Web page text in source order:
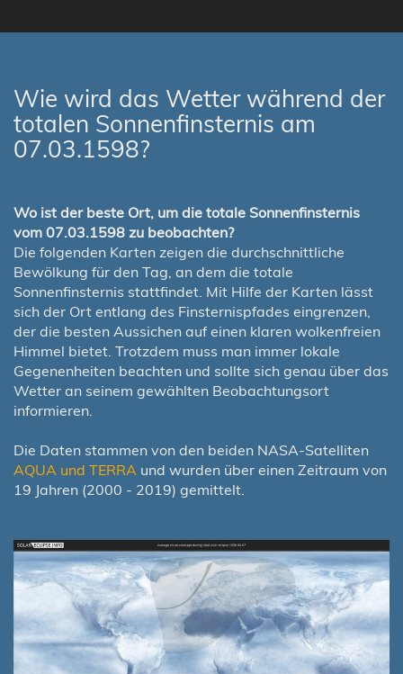
Wie wird das Wetter während der
totalen Sonnenfinsternis am
07.03.1598?
Wo ist der beste Ort, um die totale Sonnenfinsternis
vom 07.03.1598 zu beobachten?
Die folgenden Karten zeigen die durchschnittliche
Bewölkung für den Tag, an dem die totale
Sonnenfinsternis stattfindet. Mit Hilfe der Karten lässt
sich der Ort entlang des Finsternispfades eingrenzen,
der die besten Aussichen auf einen klaren wolkenfreien
Himmel bietet. Trotzdem muss man immer lokale
Gegenenheiten beachten und sollte sich genau über das
Wetter an seinem gewählten Beobachtungsort
informieren.
Die Daten stammen von den beiden NASA-Satelliten
AQUA und TERRA und wurden über einen Zeitraum von
19 Jahren (2000 - 2019) gemittelt.